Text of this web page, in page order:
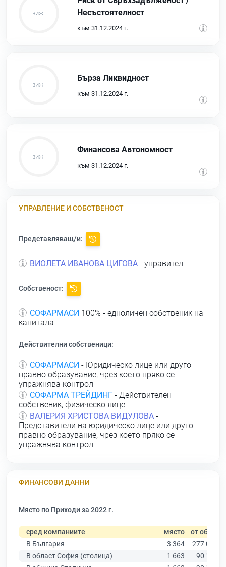
Несъстоятелност
към 31.12.2024 г.
Бърза Ликвидност
към 31.12.2024 г.
Финансова Автономност
към 31.12.2024 г.
УПРАВЛЕНИЕ И СОБСТВЕНОСТ
Представляващ/и:
ВИОЛЕТА ИВАНОВА ЦИГОВА - управител
Собственост:
СОФАРМАСИ 100% - едноличен собственик на
капитала
Действителни собственици:
СОФАРМАСИ - Юридическо лице или друго
правно образувание, чрез което пряко се
упражнява контрол
СОФАРМА ТРЕЙДИНГ - Действителен
собственик, физическо лице
ВАЛЕРИЯ ХРИСТОВА ВИДУЛОВА -
Представители на юридическо лице или друго
правно образувание, чрез което пряко се
упражнява контрол
ФИНАНСОВИ ДАННИ
Място по Приходи за 2022 г.
сред компаниите място от общо
В България
3 364
277 019
В област София (столица)
1 663
90 178